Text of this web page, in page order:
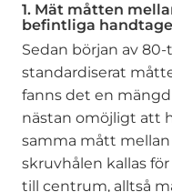
1. Mät måtten
befintliga
Sedan början av
standardiserat
fanns det en
nästan omöjligt att
samma mått
skruvhålen kallas
till centrum, alltså